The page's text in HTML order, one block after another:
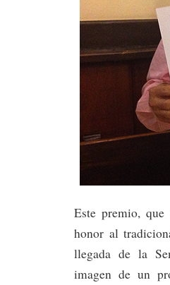
Este premio,
honor al
llegada de la
imagen de un